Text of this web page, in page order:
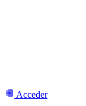
Acceder